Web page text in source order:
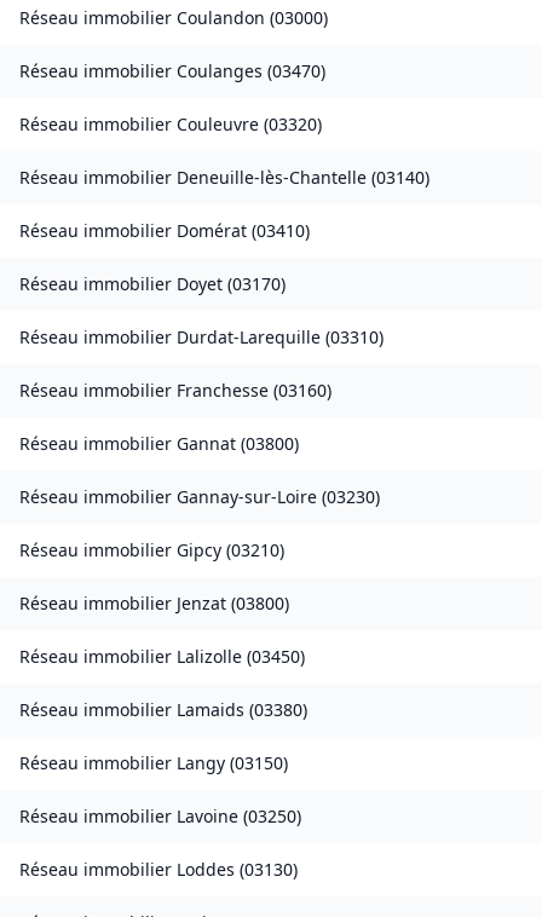
Réseau immobilier Coulandon (03000)
Réseau immobilier Coulanges (03470)
Réseau immobilier Couleuvre (03320)
Réseau immobilier Deneuille-lès-Chantelle (03140)
Réseau immobilier Domérat (03410)
Réseau immobilier Doyet (03170)
Réseau immobilier Durdat-Larequille (03310)
Réseau immobilier Franchesse (03160)
Réseau immobilier Gannat (03800)
Réseau immobilier Gannay-sur-Loire (03230)
Réseau immobilier Gipcy (03210)
Réseau immobilier Jenzat (03800)
Réseau immobilier Lalizolle (03450)
Réseau immobilier Lamaids (03380)
Réseau immobilier Langy (03150)
Réseau immobilier Lavoine (03250)
Réseau immobilier Loddes (03130)